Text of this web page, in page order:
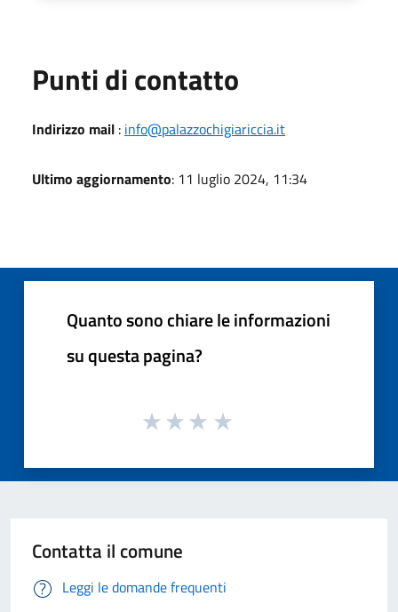
Punti di contatto
Indirizzo mail : info@palazzochigiariccia.it
Ultimo aggiornamento: 11 luglio 2024, 11:34
Quanto sono chiare le informazioni
su questa pagina?
Contatta il comune
Leggi le domande frequenti